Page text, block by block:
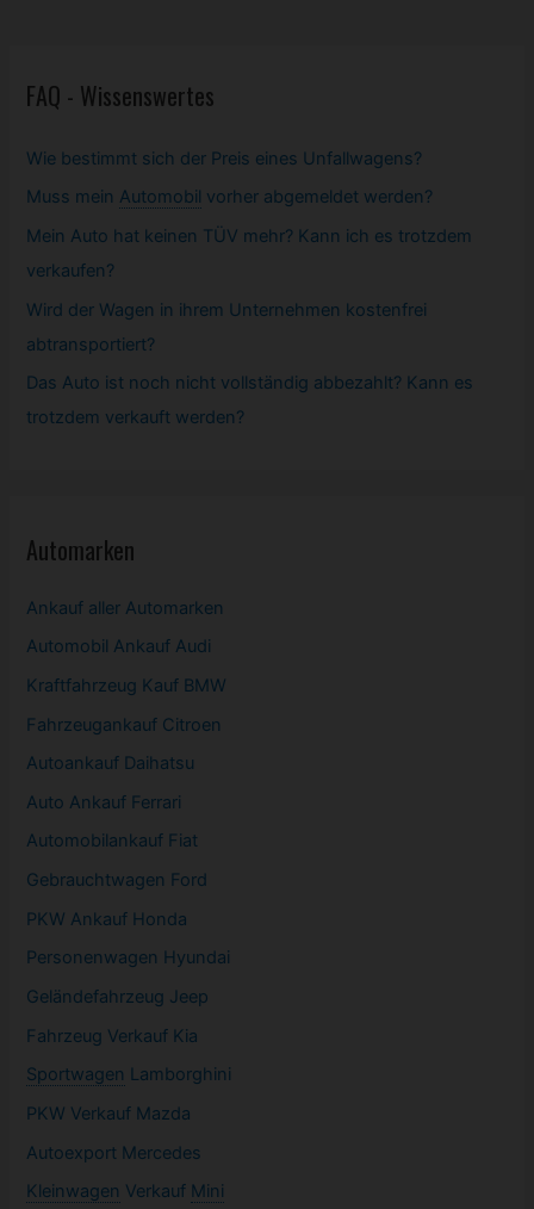
unbedingt
muss?
FAQ - Wissenswertes
Wie bestimmt sich der Preis eines Unfallwagens?
Muss mein Automobil vorher abgemeldet werden?
Mein Auto hat keinen TÜV mehr? Kann ich es trotzdem
verkaufen?
Wird der Wagen in ihrem Unternehmen kostenfrei
abtransportiert?
Das Auto ist noch nicht vollständig abbezahlt? Kann es
trotzdem verkauft werden?
Automarken
Ankauf aller Automarken
Automobil Ankauf Audi
Kraftfahrzeug Kauf BMW
Fahrzeugankauf Citroen
Autoankauf Daihatsu
Auto Ankauf Ferrari
Automobilankauf Fiat
Gebrauchtwagen Ford
PKW Ankauf Honda
Personenwagen Hyundai
Geländefahrzeug Jeep
Fahrzeug Verkauf Kia
Sportwagen Lamborghini
PKW Verkauf Mazda
Autoexport Mercedes
Kleinwagen Verkauf Mini